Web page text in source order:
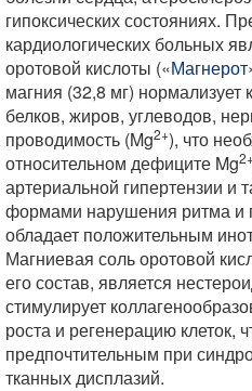
гипоксических состояниях.
кардиологических больных
оротовой кислоты («Магнерот
магния (32,8 мг) нормализует
белков, жиров, углеводов,
проводимость (Mg2+), что
относительном дефиците Mg
артериальной гипертензии и
формами нарушения ритма и
обладает положительным
Магниевая соль оротовой
его состав, является
стимулирует
роста и регенерацию клеток,
предпочтительным при
тканных дисплазий.